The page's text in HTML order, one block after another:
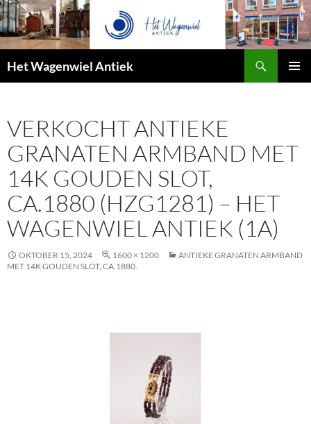
Het Wagenwiel Antiek
VERKOCHT ANTIEKE
GRANATEN ARMBAND MET
14K GOUDEN SLOT,
CA.1880 (HZG1281) – HET
WAGENWIEL ANTIEK (1A)
OKTOBER 15, 2024 1600 × 1200
ANTIEKE GRANATEN ARMBAND
MET 14K GOUDEN SLOT, CA.1880.